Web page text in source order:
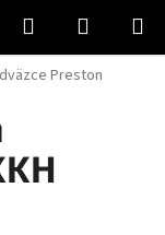
Hľadať
KOŠÍK
Preston